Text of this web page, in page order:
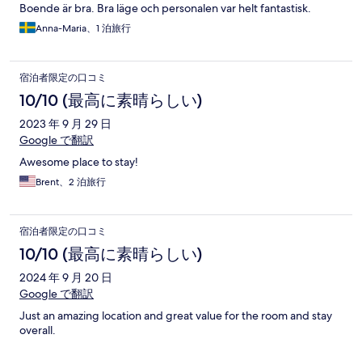
Boende är bra. Bra läge och personalen var helt fantastisk.
Anna-Maria、1 泊旅行
宿泊者限定の口コミ
10/10 (最高に素晴らしい)
2023 年 9 月 29 日
Google で翻訳
Awesome place to stay!
Brent、2 泊旅行
宿泊者限定の口コミ
10/10 (最高に素晴らしい)
2024 年 9 月 20 日
Google で翻訳
Just an amazing location and great value for the room and stay
overall.